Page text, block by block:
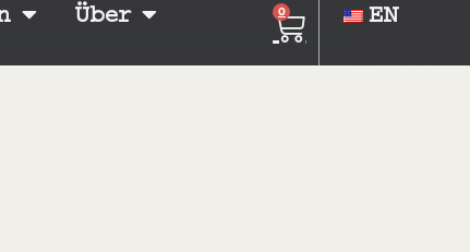
Über
0 EN